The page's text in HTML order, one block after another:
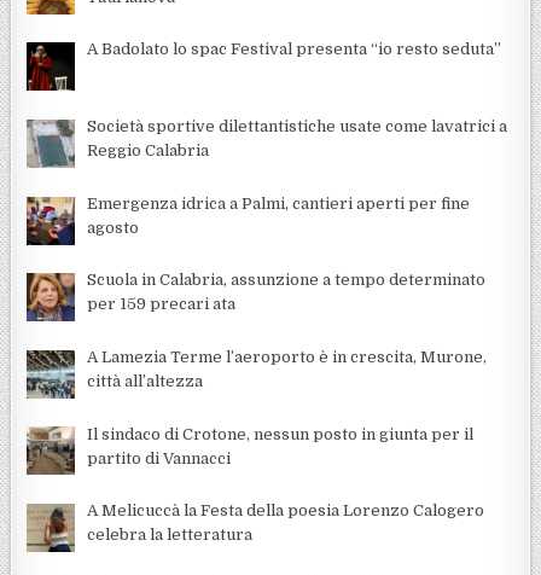
A Badolato lo spac Festival presenta “io resto seduta”
Società sportive dilettantistiche usate come lavatrici a
Reggio Calabria
Emergenza idrica a Palmi, cantieri aperti per fine
agosto
Scuola in Calabria, assunzione a tempo determinato
per 159 precari ata
A Lamezia Terme l’aeroporto è in crescita, Murone,
città all’altezza
Il sindaco di Crotone, nessun posto in giunta per il
partito di Vannacci
A Melicuccà la Festa della poesia Lorenzo Calogero
celebra la letteratura